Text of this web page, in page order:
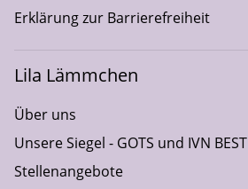
Erklärung zur Barrierefreiheit
Lila Lämmchen
Über uns
Unsere Siegel - GOTS und IVN BEST
Stellenangebote